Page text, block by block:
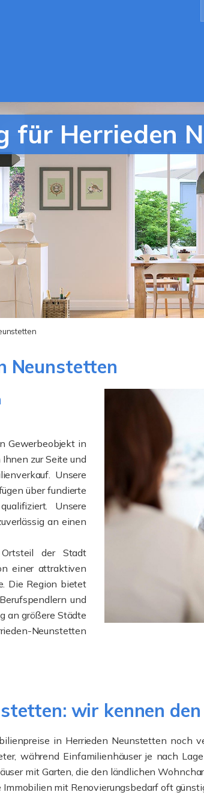
für Herrieden
Neunstetten
Gewerbeobjekt in
zur Seite und
Unsere
über fundierte
Unsere
an einen
der Stadt
einer attraktiven
Die Region bietet
und
an größere Städte
Neunstetten
wir kennen
in Herrieden Neunstetten noch
während Einfamilienhäuser je nach
mit Garten, die den ländlichen
mit Renovierungsbedarf oft